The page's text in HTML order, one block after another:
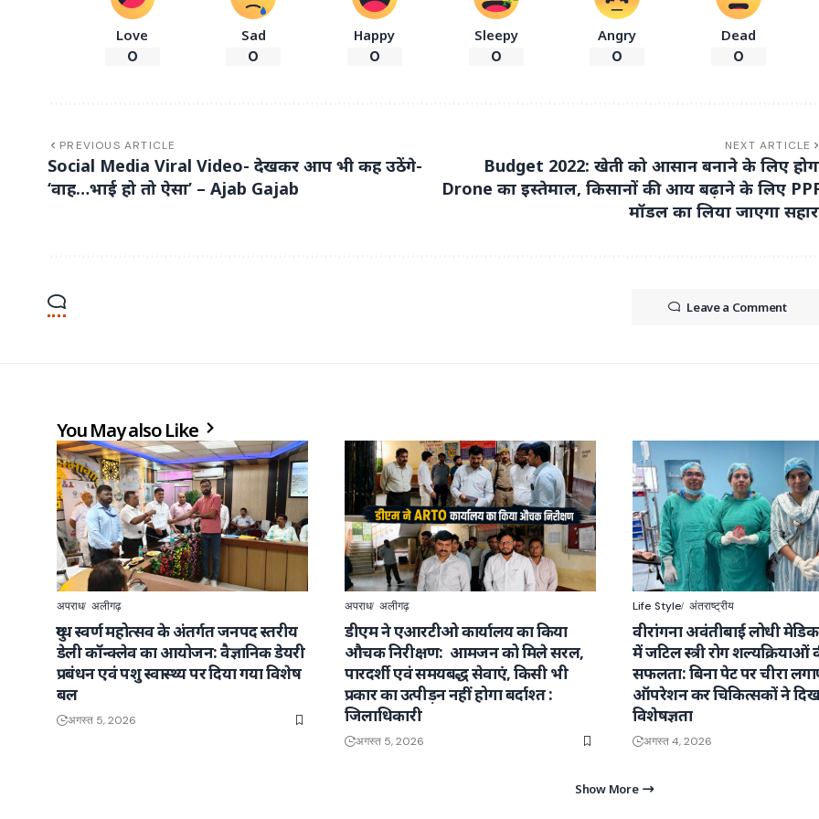
Love
0
Sad
0
Happy
0
Sleepy
0
Angry
0
Dead
0
PREVIOUS ARTICLE
Social Media Viral Video- देखकर आप भी कह उठेंगे-
‘वाह…भाई हो तो ऐसा’ – Ajab Gajab
NEXT ARTICLE
Budget 2022: खेती को आसान बनाने के लिए
Drone का इस्तेमाल, किसानों की आय बढ़ाने के लिए
मॉडल का लिया जाएगा
Leave a Comment
You May also Like
अपराध अलीगढ़
दुग्ध स्वर्ण महोत्सव के अंतर्गत जनपद स्तरीय
डेली कॉन्क्लेव का आयोजन: वैज्ञानिक डेयरी
प्रबंधन एवं पशु स्वास्थ्य पर दिया गया विशेष
बल
अगस्त 5, 2026
अपराध अलीगढ़
डीएम ने एआरटीओ कार्यालय का किया
औचक निरीक्षण: आमजन को मिले सरल,
पारदर्शी एवं समयबद्ध सेवाएं, किसी भी
प्रकार का उत्पीड़न नहीं होगा बर्दाश्त :
जिलाधिकारी
अगस्त 5, 2026
Life Style अंतराष्ट्रीय
वीरांगना अवंतीबाई लोधी
में जटिल स्त्री रोग शल्यक्रियाओं
सफलता: बिना पेट पर चीरा
ऑपरेशन कर चिकित्सकों ने
विशेषज्ञता
अगस्त 4, 2026
Show More